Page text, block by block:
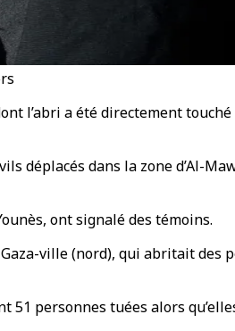
l’abri a été directement
déplacés dans la zone d’Al-
ont signalé des témoins.
ville (nord), qui abritait des
personnes tuées alors